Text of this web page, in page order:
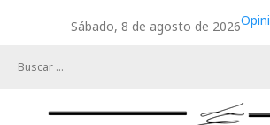
Sábado, 8 de agosto de 2026